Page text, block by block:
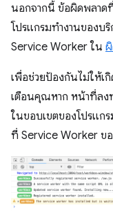
นอกจากนี้ ข้อผิดพลา
โปรแกรมทำงานของบ
Service Worker ใน
เพื่อช่วยป้องกันไม่ให้เ
เตือนคุณหาก หน้าที่ลง
ในขอบเขตของโปรแก
ที่ Service Worker ข